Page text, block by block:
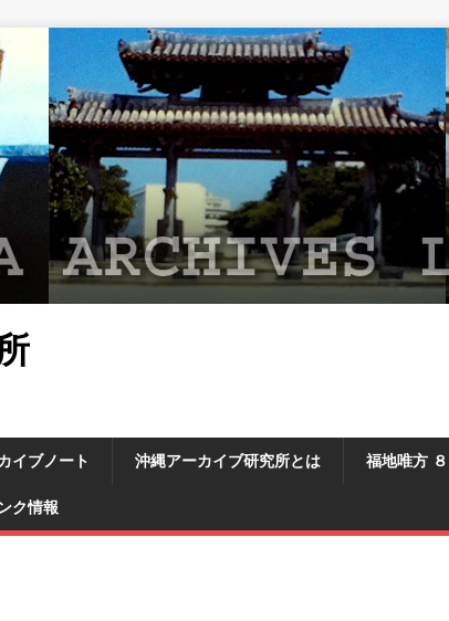
イブノート 沖縄アーカイブ研究所とは 福地唯方
ク情報